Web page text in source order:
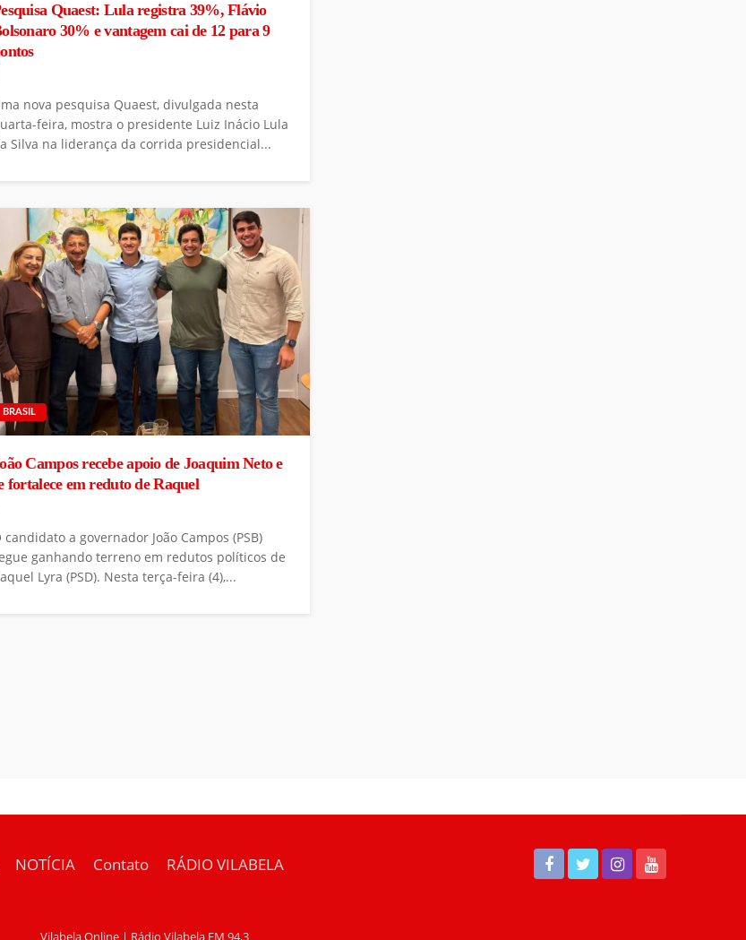
Quaest: Lula registra 39%, Flávio
30% e vantagem cai de 12 para 9
nova pesquisa Quaest, divulgada nesta
feira, mostra o presidente Luiz Inácio Lula
Silva na liderança da corrida presidencial...
BRASIL
Campos recebe apoio de Joaquim Neto e
fortalece em reduto de Raquel
candidato a governador João Campos (PSB)
ganhando terreno em redutos políticos de
Lyra (PSD). Nesta terça-feira (4),...
NOTÍCIA Contato RÁDIO VILABELA
Vilabela Online | Rádio Vilabela FM 94,3